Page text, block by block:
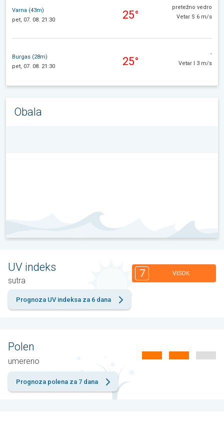
Varna (43m)
pet, 07. 08. 21:30
25°
pretežno vedro
Vetar S 6 m/s
Burgas (28m)
pet, 07. 08. 21:30
25°
-
Vetar I 3 m/s
Obala
UV indeks
sutra
7 VISOK
Prognoza UV indeksa za 6 dana
Polen
umereno
Prognoza polena za 7 dana